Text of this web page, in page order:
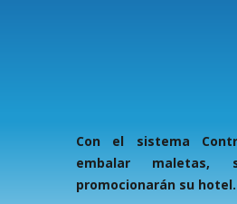
Con el sistema
embalar maletas,
promocionarán su hotel.